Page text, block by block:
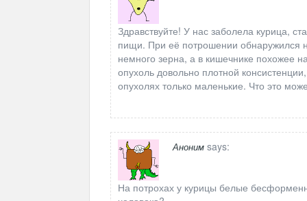
Здравствуйте! У нас заболела курица,
пищи. При её потрошении обнаружился
немного зерна, а в кишечнике похожее
опухоль довольно плотной
опухолях только маленькие. Что это
Аноним says:
На потрохах у курицы белые